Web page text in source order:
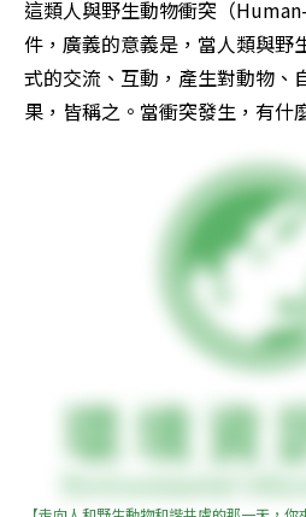
這類人與野生動物衝突（
件，廣義的意義是，當人類與野
式的交流、互動，產生對動物、
果，皆稱之。當衝突發生，有什